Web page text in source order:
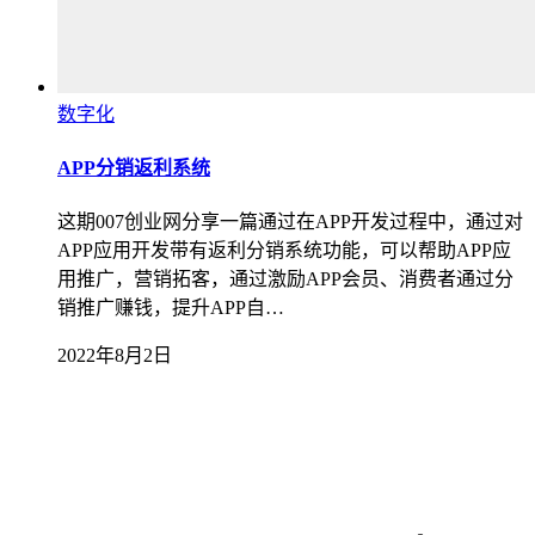
数字化
APP分销返利系统
这期007创业网分享一篇通过在APP开发过程中，通过对
APP应用开发带有返利分销系统功能，可以帮助APP应
用推广，营销拓客，通过激励APP会员、消费者通过分
销推广赚钱，提升APP自…
2022年8月2日